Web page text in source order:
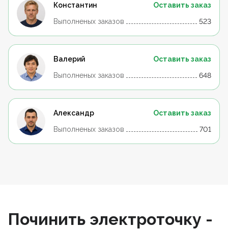
Константин
Оставить заказ
Выполненых заказов
523
Валерий
Оставить заказ
Выполненых заказов
648
Александр
Оставить заказ
Выполненых заказов
701
Починить электроточку -